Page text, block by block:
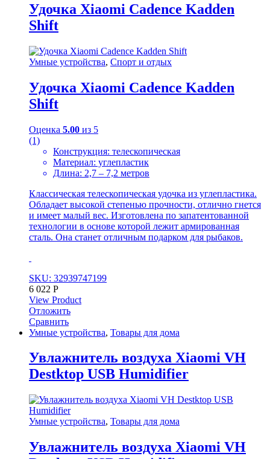
Удочка Xiaomi Cadence Kadden
Shift
Умные устройства, Спорт и отдых
Удочка Xiaomi Cadence Kadden
Shift
Оценка 5.00 из 5
(1)
Конструкция: телескопическая
Материал: углепластик
Длина: 2,7 – 7,2 метров
Классическая телескопическая удочка из углепластика.
Обладает высокой степенью прочности, отлично гнется
и имеет малый вес. Изготовлена по запатентованной
технологии в основе которой лежит армированная
сталь. Она станет отличным подарком для рыбаков.
SKU: 32939747199
6 022 Р
View Product
Отложить
Сравнить
Умные устройства, Товары для дома
Увлажнитель воздуха Xiaomi VH
Destktop USB Humidifier
Умные устройства, Товары для дома
Увлажнитель воздуха Xiaomi VH